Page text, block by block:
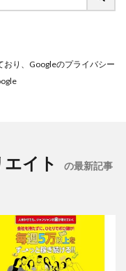
り、Googleのプライバシー
イト の最新記事